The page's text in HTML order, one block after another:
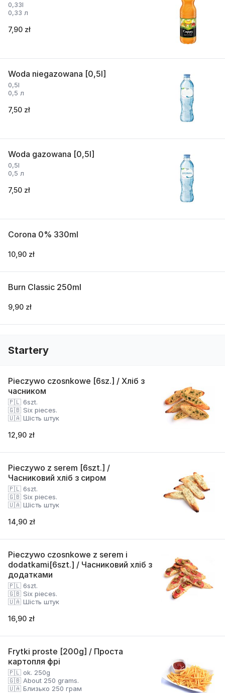
0,33l
0,33 л
7,90 zł
Woda niegazowana [0,5l]
0,5l
0,5 л
7,50 zł
Woda gazowana [0,5l]
0,5l
0,5 л
7,50 zł
Corona 0% 330ml
10,90 zł
Burn Classic 250ml
9,90 zł
Startery
Pieczywo czosnkowe [6sz.] / Хліб з
часником
🇵🇱 6szt.
🇬🇧 Six pieces.
🇺🇦 Шість штук
12,90 zł
Pieczywo z serem [6szt.] /
Часниковий хліб з сиром
🇵🇱 6szt.
🇬🇧 Six pieces.
🇺🇦 Шість штук
14,90 zł
Pieczywo czosnkowe z serem i
dodatkami[6szt.] / Часниковий хліб з
додатками
🇵🇱 6szt.
🇬🇧 Six pieces.
🇺🇦 Шість штук
16,90 zł
Frytki proste [200g] / Проста
картопля фрі
🇵🇱 ok. 250g
🇬🇧 About 250 grams.
🇺🇦 Близько 250 грам